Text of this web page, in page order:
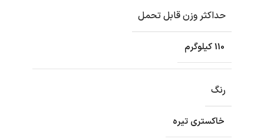
حداکثر وزن قابل تحمل
110 کیلوگرم
رنگ
خاکستری تیره